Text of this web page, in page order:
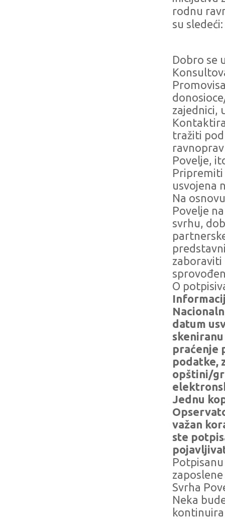
rodnu
su sledeći:
Dobro se
zajednici,
tražiti
Povelje,
Pripremiti
usvojena
Na
Povelje
svrhu,
zaboraviti
O
datum
praćenje
podatke,
opštini/
Jednu
važan
ste
Svrha
Neka